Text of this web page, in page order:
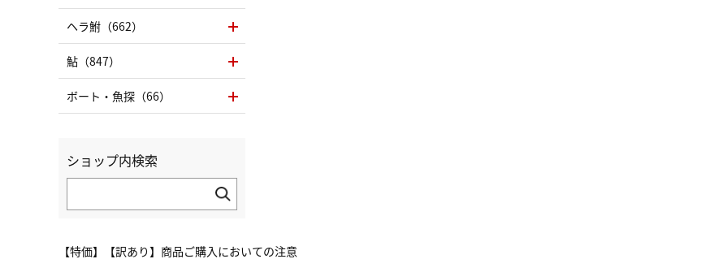
【特価】【訳あり】商品ご購入においての注意
ヘラ鮒（662）
鮎（847）
ボート・魚探（66）
ショップ内検索